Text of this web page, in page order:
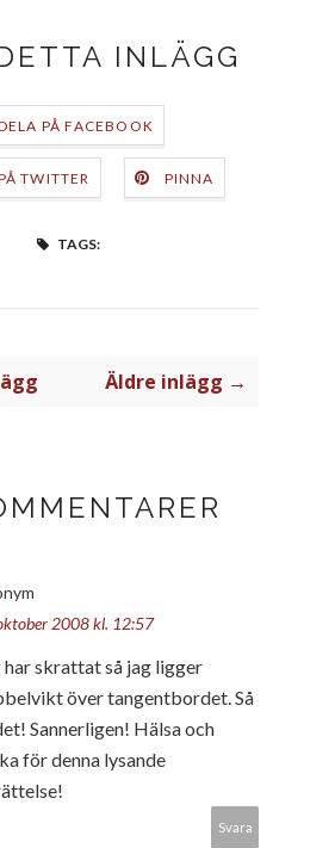
INLÄGG
PÅ FACEBOOK
TWITTER PINNA
TAGS:
Äldre inlägg →
2008 kl. 12:57
har skrattat så jag ligger
över tangentbordet. Så
Sannerligen! Hälsa och
för denna lysande
Svara